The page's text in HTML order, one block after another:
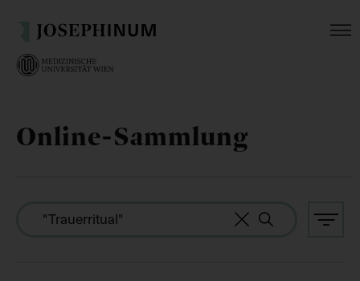
Online-Sammlung